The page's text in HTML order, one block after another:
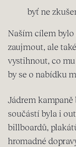
byť ne
Naším cílem
zaujmout, ale
vystihnout, co
by se o nabídku
Jádrem
součástí byla i
billboardů,
hromadné